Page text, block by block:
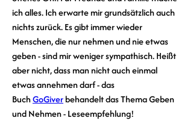
ich alles. Ich erwarte mir grundsätzlich auch
nichts zurück. Es gibt immer wieder
Menschen, die nur nehmen und nie etwas
geben - sind mir weniger sympathisch. Heißt
aber nicht, dass man nicht auch einmal
etwas annehmen darf - das
Buch GoGiver behandelt das Thema Geben
und Nehmen - Leseempfehlung!